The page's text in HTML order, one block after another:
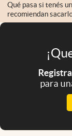
Qué pasa si tenés
recomiendan
para